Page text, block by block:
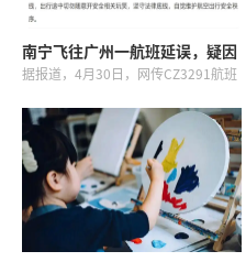
南宁飞往广州一航班延误，疑因
旅客开玩笑“有炸弹”致安检时
间延长，机场工作人员回应
据报道，4月30日，网传CZ3291航班
系有旅客在乘务员询问是否携带充电
宝时，旅客开玩笑称“没有充电宝有
炸弹”，导致航班延误超1...